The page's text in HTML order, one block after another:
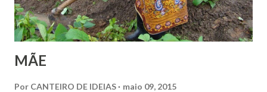
MÃE
Por CANTEIRO DE IDEIAS maio 09, 2015